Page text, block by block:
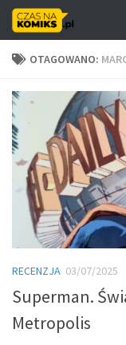
Skip to content
OTAGOWANO:
RECENZJA 03/07/2025
Superman.
Metropolis